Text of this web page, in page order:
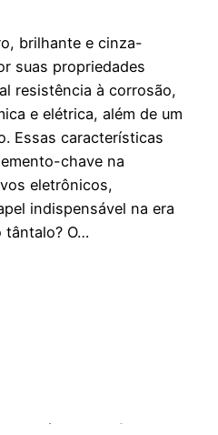
brilhante e cinza-
suas propriedades
resistência à corrosão,
e elétrica, além de um
Essas características
chave na
eletrônicos,
indispensável na era
tântalo? O…
é a nossa frente.